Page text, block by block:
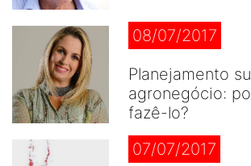
08/07/2017
Planejamento
agronegócio:
fazê-lo?
07/07/2017